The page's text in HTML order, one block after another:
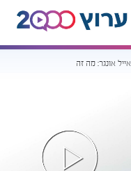
אונגר: מה זה אומר הצלחה? איך